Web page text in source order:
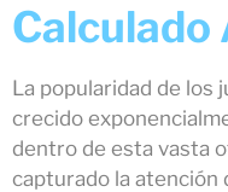
Calculado
La popularidad de los
crecido
dentro de esta vasta
capturado la atención